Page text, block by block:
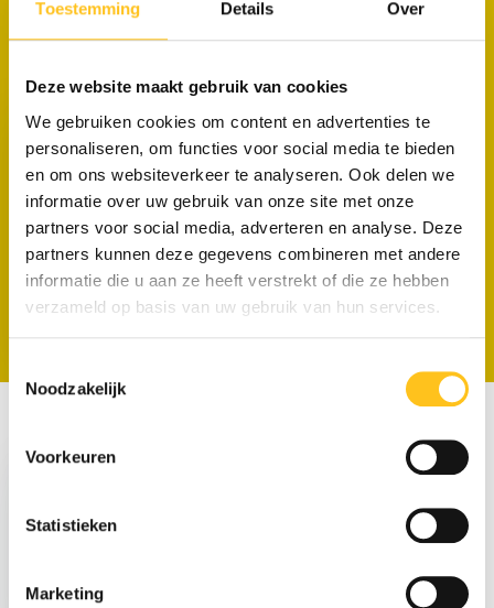
Toestemming Details Over
Deze website maakt gebruik van cookies
We gebruiken cookies om content en advertenties te
personaliseren, om functies voor social media te bieden
en om ons websiteverkeer te analyseren. Ook delen we
informatie over uw gebruik van onze site met onze
partners voor social media, adverteren en analyse. Deze
partners kunnen deze gegevens combineren met andere
informatie die u aan ze heeft verstrekt of die ze hebben
verzameld op basis van uw gebruik van hun services.
Noodzakelijk
Voorkeuren
Statistieken
Marketing
PRODUCTEN
Maak je aankoop compleet
ATEX Werkverlichting
WF‑300XL – Zone 1/21 – Wolf
€ 3.999,- Excl. btw
€ 179,-